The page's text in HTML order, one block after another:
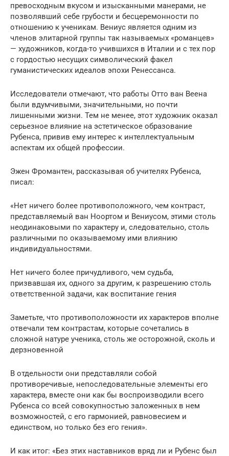
превосходным вкусом и изысканными манерами, не
позволявший себе грубости и бесцеремонности по
отношению к ученикам. Вениус является одним из
членов элитарной группы так называемых «романцев»
— художников, когда-то учившихся в Италии и с тех пор
с гордостью несущих символический факел
гуманистических идеалов эпохи Ренессанса.
Исследователи отмечают, что работы Отто ван Веена
были вдумчивыми, значительными, но почти
лишенными жизни. Тем не менее, этот художник оказал
серьезное влияние на эстетическое образование
Рубенса, привив ему интерес к интеллектуальным
аспектам их общей профессии.
Эжен Фромантен, рассказывая об учителях Рубенса,
писал:
«Нет ничего более противоположного, чем контраст,
представляемый ван Ноортом и Вениусом, этими столь
неодинаковыми по характеру и, следовательно, столь
различными по оказываемому ими влиянию
индивидуальностями.
Нет ничего более причудливого, чем судьба,
призвавшая их, одного за другим, к разрешению столь
ответственной задачи, как воспитание гения
Заметьте, что противоположности их характеров вполне
отвечали тем контрастам, которые сочетались в
сложной натуре ученика, столь же осторожной, сколь и
дерзновенной
В отдельности они представляли собой
противоречивые, непоследовательные элементы его
характера, вместе они как бы воспроизводили всего
Рубенса со всей совокупностью заложенных в нем
возможностей, с его гармонией, равновесием и
единством, но только без его гения».
И как итог: «Без этих наставников вряд ли и Рубенс был